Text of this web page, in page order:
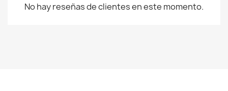
No hay reseñas de clientes en este momento.